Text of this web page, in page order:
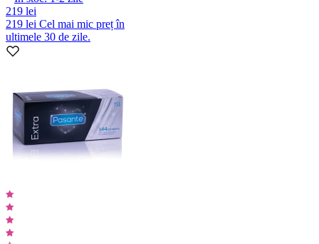
219 lei
219 lei Cel mai mic preț în
ultimele 30 de zile.